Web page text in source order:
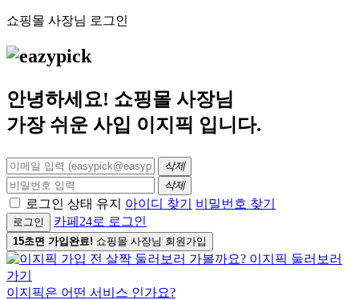
쇼핑몰 사장님 로그인
안녕하세요! 쇼핑몰 사장님
가장 쉬운 사입 이지픽 입니다.
삭제
삭제
로그인 상태 유지 아이디 찾기 비밀번호 찾기
로그인 카페24로 로그인
15초면 가입완료! 쇼핑몰 사장님 회원가입
이지픽은 어떤 서비스 인가요?